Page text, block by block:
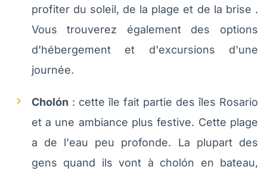
profiter du soleil, de la plage et de la brise .
Vous trouverez également des options
d'hébergement et d'excursions d'une
journée.
Cholón : cette île fait partie des îles Rosario
et a une ambiance plus festive. Cette plage
a de l'eau peu profonde. La plupart des
gens quand ils vont à cholón en bateau,